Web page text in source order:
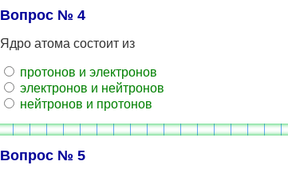
Вопрос № 4
Ядро атома состоит из
протонов и электронов
электронов и нейтронов
нейтронов и протонов
Вопрос № 5